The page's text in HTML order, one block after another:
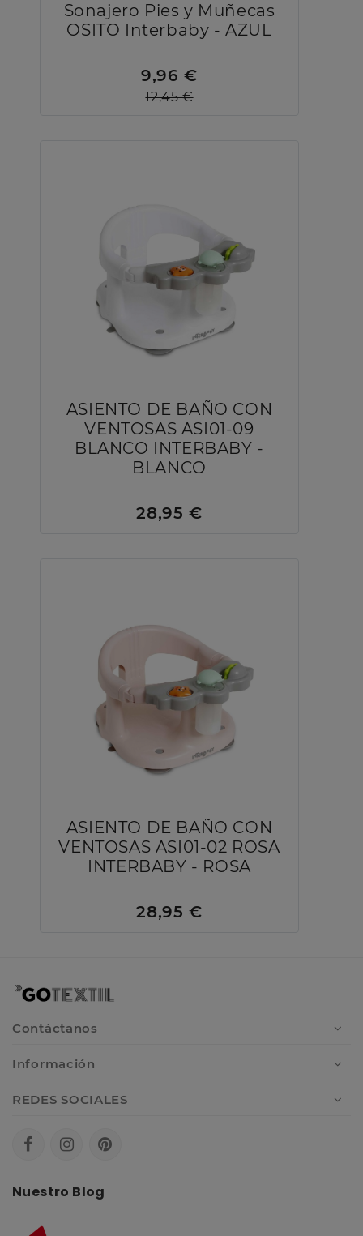
Sonajero Pies y Muñecas
OSITO Interbaby - AZUL
9,96 €
12,45 €
ASIENTO DE BAÑO CON
VENTOSAS ASI01-09
BLANCO INTERBABY -
BLANCO
28,95 €
ASIENTO DE BAÑO CON
VENTOSAS ASI01-02 ROSA
INTERBABY - ROSA
28,95 €
Contáctanos
Información
REDES SOCIALES
Nuestro Blog